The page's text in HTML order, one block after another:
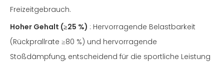
Freizeitgebrauch.
Hoher Gehalt (≥25 %) : Hervorragende Belastbarkeit
(Rückprallrate ≥80 %) und hervorragende
Stoßdämpfung, entscheidend für die sportliche Leistung